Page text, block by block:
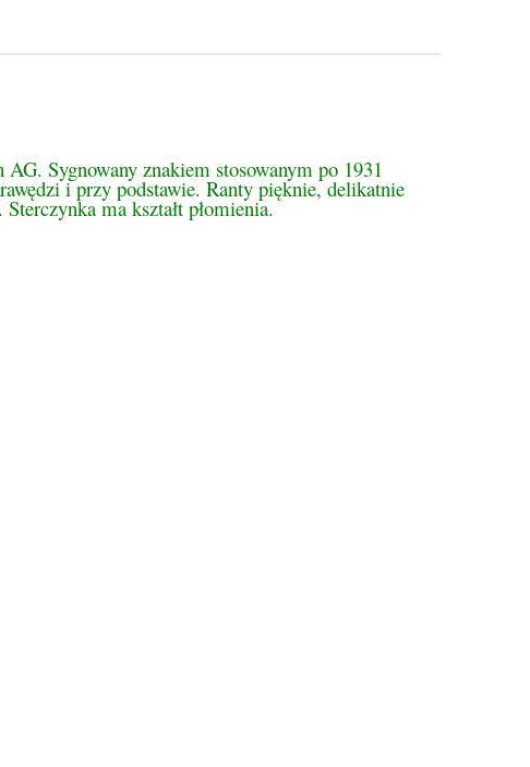
kosztów
Sygnowany znakiem stosowanym po 1931
i przy podstawie. Ranty pięknie, delikatnie
ma kształt płomienia.